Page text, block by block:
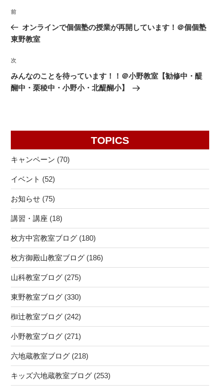
投
ナ
ゲ
ー
シ
前
の
投
前
オンラインで個個塾の授業が再開しています！＠個個塾
東野教室
次
の
投
次
みんなのことを待っています！！＠小野教室【勧修中・醍
醐中・栗稜中・小野小・北醍醐小】
TOPICS
キャンペーン (70)
イベント (52)
お知らせ (75)
講習・講座 (18)
枚方中宮教室ブログ (180)
枚方御殿山教室ブログ (186)
山科教室ブログ (275)
東野教室ブログ (330)
椥辻教室ブログ (242)
小野教室ブログ (271)
六地蔵教室ブログ (218)
キッズ六地蔵教室ブログ (253)